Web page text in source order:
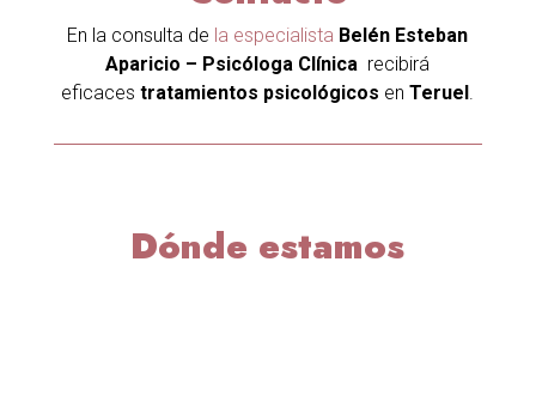
En la consulta de la especialista Belén Esteban
Aparicio – Psicóloga Clínica recibirá
eficacestratamientos psicológicos enTeruel .​
Dónde estamos